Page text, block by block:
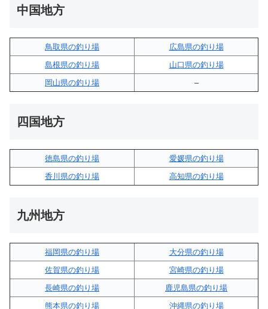
中国地方
鳥取県の釣り場
広島県の釣り場
島根県の釣り場
山口県の釣り場
岡山県の釣り場
–
四国地方
徳島県の釣り場
愛媛県の釣り場
香川県の釣り場
高知県の釣り場
九州地方
福岡県の釣り場
大分県の釣り場
佐賀県の釣り場
宮崎県の釣り場
長崎県の釣り場
鹿児島県の釣り場
熊本県の釣り場
沖縄県の釣り場